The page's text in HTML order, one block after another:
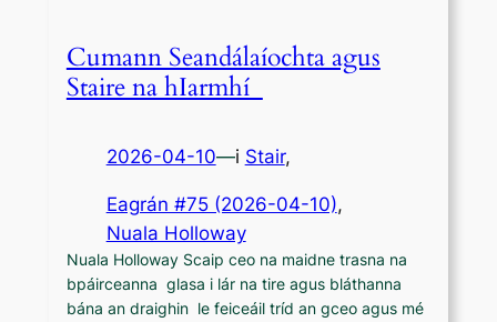
Cumann Seandálaíochta agus
Staire na hIarmhí
2026-04-10—i Stair,
Eagrán #75 (2026-04-10)
Nuala Holloway
Nuala Holloway Scaip ceo na maidne trasna na
bpáirceanna glasa i lár na tire agus bláthanna
bána an draighin le feiceáil tríd an gceo agus mé